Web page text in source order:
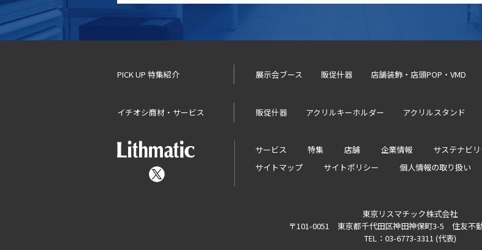
PICK UP 特集紹介 展示会ブース 販促什器 店舗装飾・店頭POP・VMD
イチオシ商材・サービス 販促什器 アクリルキーホルダー アクリルスタンド
サービス 特集 店舗 企業情報
サステナビリ
サイトマップ
サイトポリシー 個人情報の取り扱い
東京リスマチック株式会社
〒101-0051 東京都千代田区神田神保町3-5 住友不
TEL：03-6773-3311 (代表)